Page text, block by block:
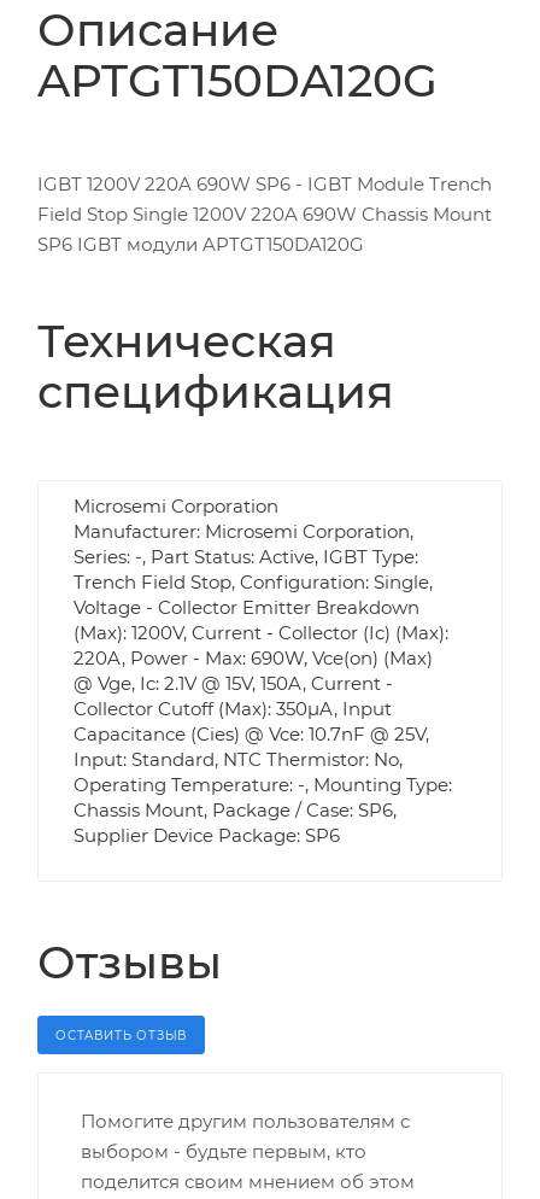
Описание
APTGT150DA120G
IGBT 1200V 220A 690W SP6 - IGBT Module Trench
Field Stop Single 1200V 220A 690W Chassis Mount
SP6 IGBT модули APTGT150DA120G
Техническая
спецификация
Microsemi Corporation
Manufacturer: Microsemi Corporation,
Series: -, Part Status: Active, IGBT Type:
Trench Field Stop, Configuration: Single,
Voltage - Collector Emitter Breakdown
(Max): 1200V, Current - Collector (Ic) (Max):
220A, Power - Max: 690W, Vce(on) (Max)
@ Vge, Ic: 2.1V @ 15V, 150A, Current -
Collector Cutoff (Max): 350µA, Input
Capacitance (Cies) @ Vce: 10.7nF @ 25V,
Input: Standard, NTC Thermistor: No,
Operating Temperature: -, Mounting Type:
Chassis Mount, Package / Case: SP6,
Supplier Device Package: SP6
Отзывы
ОСТАВИТЬ ОТЗЫВ
Помогите другим пользователям с
выбором - будьте первым, кто
поделится своим мнением об этом